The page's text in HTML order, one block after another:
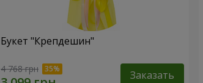
Букет "Крепдешин"
4 768 грн Заказать